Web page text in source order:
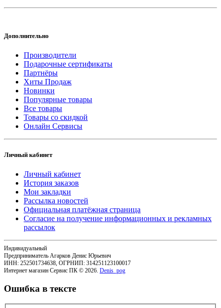
Дополнительно
Производители
Подарочные сертификаты
Партнёры
Хиты Продаж
Новинки
Популярные товары
Все товары
Товары со скидкой
Онлайн Сервисы
Личный кабинет
Личный кабинет
История заказов
Мои закладки
Рассылка новостей
Официальная платёжная страница
Согласие на получение информационных и рекламных
рассылок
Индивидуальный
Предприниматель Агарков Денис Юрьевич
ИНН: 252501734638, ОГРНИП: 314251123100017
Интернет магазин Сервис ПК © 2026. Denis_pog
Ошибка в тексте